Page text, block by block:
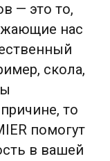
— это то,
нас
скола,
то
помогут
в вашей